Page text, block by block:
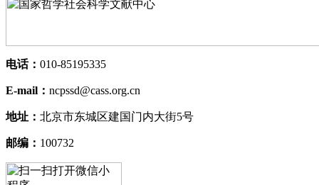
电话： 010-85195335
E-mail： ncpssd@cass.org.cn
地址： 北京市东城区建国门内大街5号
邮编： 100732